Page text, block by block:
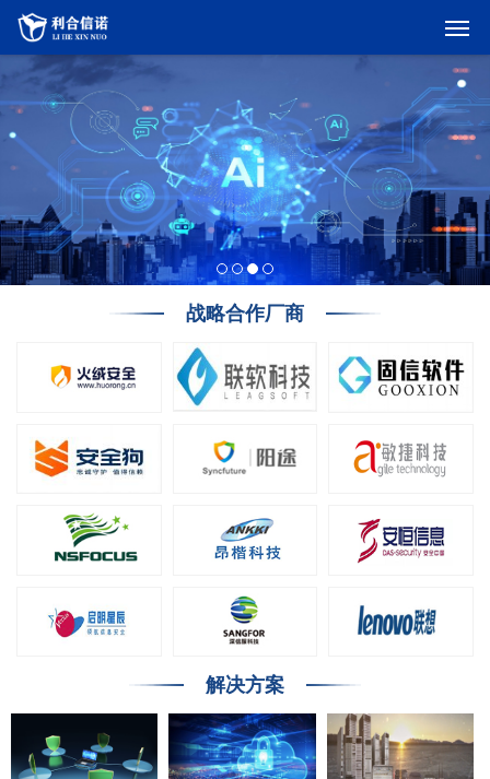
战略合作厂商
解决方案